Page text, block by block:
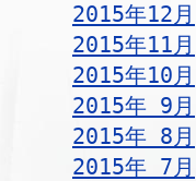
2015年12月
2015年11月
2015年10月
2015年 9月
2015年 8月
2015年 7月